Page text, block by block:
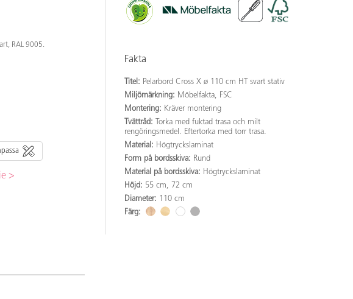
RAL 9005.
>
Fakta
Titel: Pelarbord Cross X ø 110 cm HT svart stativ
Miljömärkning: Möbelfakta, FSC
Montering: Kräver montering
Tvättråd:
Torka med fuktad trasa och milt
rengöringsmedel. Eftertorka med torr trasa.
Material: Högtryckslaminat
Form på bordsskiva: Rund
Material på bordsskiva: Högtryckslaminat
Höjd: 55 cm, 72 cm
Diameter: 110 cm
Färg: